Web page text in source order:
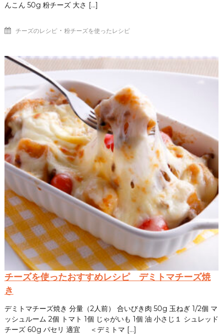
んこん 50g 粉チーズ 大さ […]
チーズのレシピ・ 粉チーズを使ったレシピ
チーズを使ったおすすめレシピ デミトマチーズ焼
き
デミトマチーズ焼き 分量（2人前） 合いびき肉 50g 玉ねぎ 1/2個 マ
ッシュルーム 2個 トマト 1個 じゃがいも 1個 油 小さじ１ シュレッド
チーズ 60g パセリ 適宜 ＜デミトマ […]